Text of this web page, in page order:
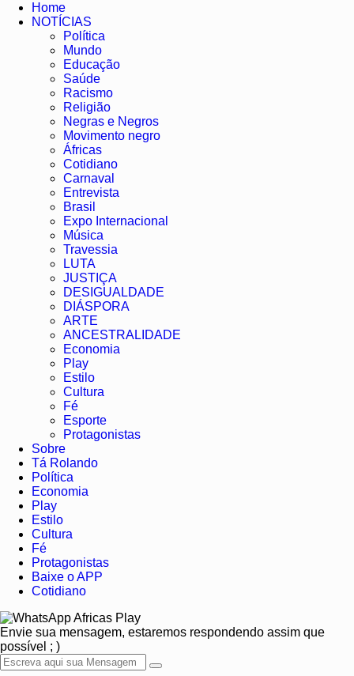
Home
NOTÍCIAS
Política
Mundo
Educação
Saúde
Racismo
Religião
Negras e Negros
Movimento negro
Áfricas
Cotidiano
Carnaval
Entrevista
Brasil
Expo Internacional
Música
Travessia
LUTA
JUSTIÇA
DESIGUALDADE
DIÁSPORA
ARTE
ANCESTRALIDADE
Economia
Play
Estilo
Cultura
Fé
Esporte
Protagonistas
Sobre
Tá Rolando
Política
Economia
Play
Estilo
Cultura
Fé
Protagonistas
Baixe o APP
Cotidiano
Africas Play
Envie sua mensagem, estaremos respondendo assim que
possível ; )